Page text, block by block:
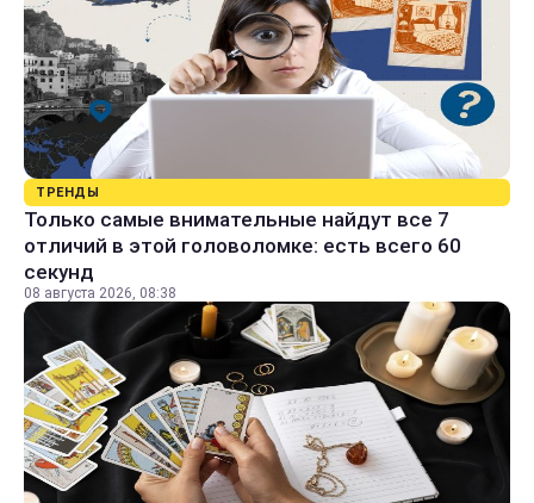
ТРЕНДЫ
Только самые внимательные найдут все 7
отличий в этой головоломке: есть всего 60
секунд
08 августа 2026, 08:38